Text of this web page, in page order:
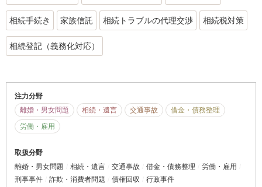
相続手続き 家族信託 相続トラブルの代理交渉 相続税対策
相続登記（義務化対応）
注力分野
離婚・男女問題
相続・遺言 交通事故
借金・債務整理
労働・雇用
取扱分野
離婚・男女問題
相続・遺言 交通事故 借金・債務整理
労働・雇用
刑事事件
詐欺・消費者問題 債権回収 行政事件